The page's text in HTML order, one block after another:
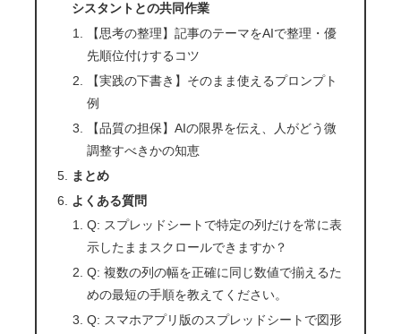
シスタントとの共同作業
【思考の整理】記事のテーマをAIで整理・優
先順位付けするコツ
【実践の下書き】そのまま使えるプロンプト
例
【品質の担保】AIの限界を伝え、人がどう微
調整すべきかの知恵
まとめ
よくある質問
Q: スプレッドシートで特定の列だけを常に表
示したままスクロールできますか？
Q: 複数の列の幅を正確に同じ数値で揃えるた
めの最短の手順を教えてください。
Q: スマホアプリ版のスプレッドシートで図形